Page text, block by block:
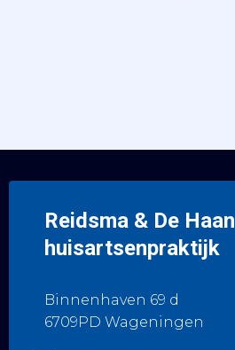
Reidsma & De Haan
huisartsenpraktijk
Binnenhaven 69 d
6709PD Wageningen